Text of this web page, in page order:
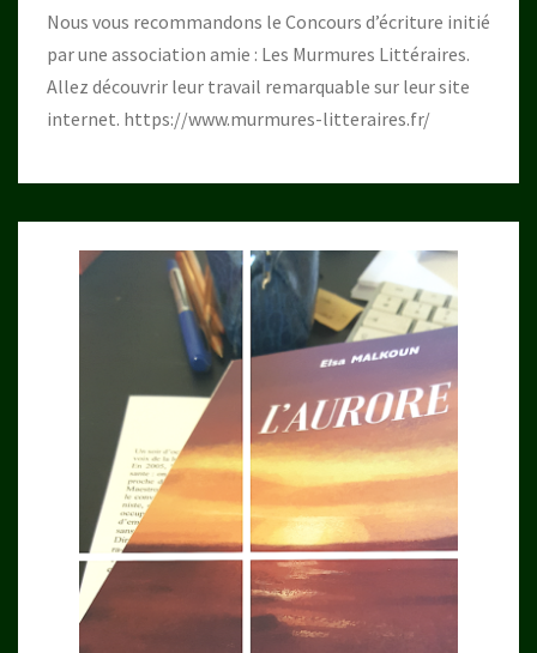
Nous vous recommandons le Concours d’écriture initié
par une association amie : Les Murmures Littéraires.
Allez découvrir leur travail remarquable sur leur site
internet. https://www.murmures-litteraires.fr/